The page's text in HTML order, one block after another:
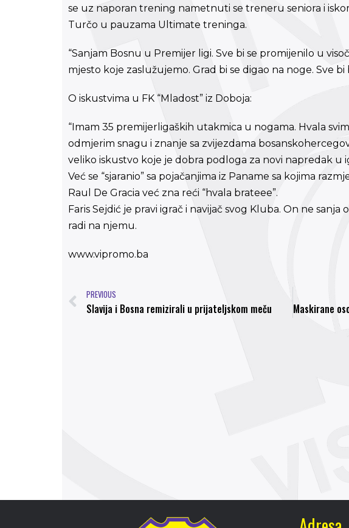
se uz naporan trening nametnuti se treneru seniora i
Turčo u pauzama Ultimate treninga.
“Sanjam Bosnu u Premijer ligi. Sve bi se promijenilo u
mjesto koje zaslužujemo. Grad bi se digao na noge. Sve
O iskustvima u FK “Mladost” iz Doboja:
“Imam 35 premijerligaških utakmica u nogama. Hvala
odmjerim snagu i znanje sa zvijezdama
veliko iskustvo koje je dobra podloga za novi napredak u
Već se “sjaranio” sa pojačanjima iz Paname sa kojima
Raul De Gracia već zna reći “hvala brateee”.
Faris Sejdić je pravi igrač i navijač svog Kluba. On ne
radi na njemu.
www.vipromo.ba
PREVIOUS
Slavija i Bosna remizirali u prijateljskom meču